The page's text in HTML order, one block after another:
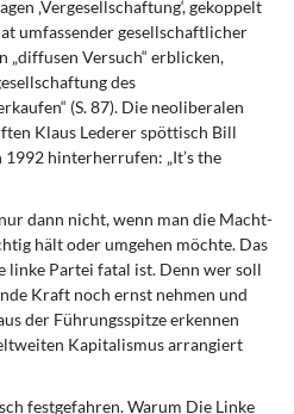
‚Vergesellschaftung‘, gekoppelt
umfassender gesellschaftlicher
„diffusen Versuch“ erblicken,
des
(S. 87). Die neoliberalen
Klaus Lederer spöttisch Bill
hinterherrufen: „It’s the
dann nicht, wenn man die Macht-
hält oder umgehen möchte. Das
linke Partei fatal ist. Denn wer soll
Kraft noch ernst nehmen und
der Führungsspitze erkennen
Kapitalismus arrangiert
festgefahren. Warum Die Linke